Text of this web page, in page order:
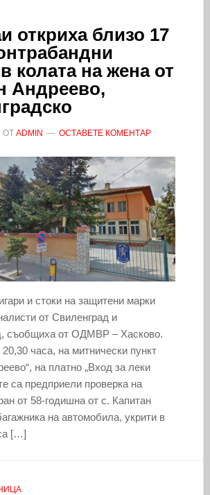
откриха близо 17
колата на жена от
Андреево,
ОТ ADMIN ОСТАВЕТЕ КОМЕНТАР
и стоки на защитени марки
от Свиленград и
съобщиха от ОДМВР – Хасково.
часа, на митнически пункт
на платно „Вход за леки
са предприели проверка на
от 58-годишна от с. Капитан
на автомобила, укрити в
[…]